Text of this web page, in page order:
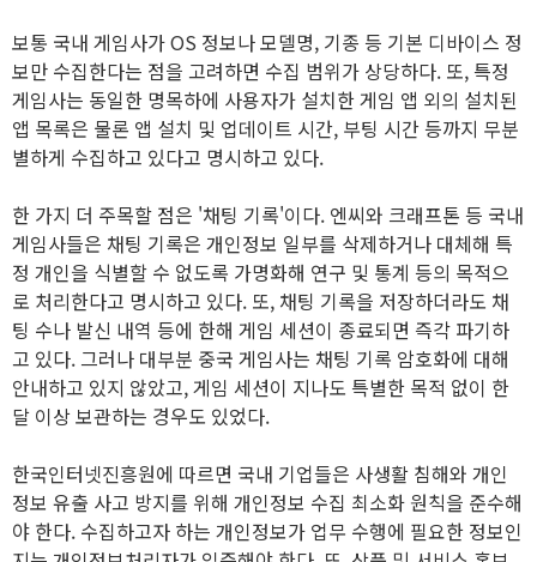
보통 국내 게임사가 OS 정보나 모델명, 기종 등 기본 디바이스 정
보만 수집한다는 점을 고려하면 수집 범위가 상당하다. 또, 특정
게임사는 동일한 명목하에 사용자가 설치한 게임 앱 외의 설치된
앱 목록은 물론 앱 설치 및 업데이트 시간, 부팅 시간 등까지 무분
별하게 수집하고 있다고 명시하고 있다.
한 가지 더 주목할 점은 '채팅 기록'이다. 엔씨와 크래프톤 등 국내
게임사들은 채팅 기록은 개인정보 일부를 삭제하거나 대체해 특
정 개인을 식별할 수 없도록 가명화해 연구 및 통계 등의 목적으
로 처리한다고 명시하고 있다. 또, 채팅 기록을 저장하더라도 채
팅 수나 발신 내역 등에 한해 게임 세션이 종료되면 즉각 파기하
고 있다. 그러나 대부분 중국 게임사는 채팅 기록 암호화에 대해
안내하고 있지 않았고, 게임 세션이 지나도 특별한 목적 없이 한
달 이상 보관하는 경우도 있었다.
한국인터넷진흥원에 따르면 국내 기업들은 사생활 침해와 개인
정보 유출 사고 방지를 위해 개인정보 수집 최소화 원칙을 준수해
야 한다. 수집하고자 하는 개인정보가 업무 수행에 필요한 정보인